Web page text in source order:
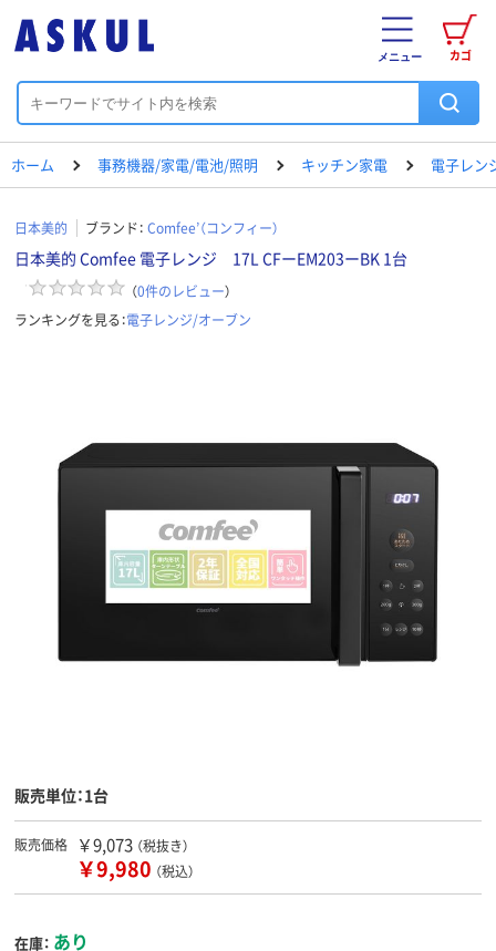
カゴ
メニュー
ホーム 事務機器/家電/電池/照明 キッチン家電 電子レン
日本美的 ブランド： Comfee’（コンフィー）
日本美的 Comfee 電子レンジ 17L CFーEM203ーBK 1台
（0件のレビュー）
ランキングを見る：電子レンジ/オーブン
販売単位：1台
販売価格 ￥9,073 （税抜き）
￥9,980 （税込）
在庫： あり